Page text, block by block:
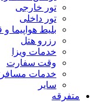
تور خارجی
تور داخلی
بلیط هواپیما و
رزرو هتل
خدمات ویزا
وقت سفارت
خدمات
سایر
متفرقه